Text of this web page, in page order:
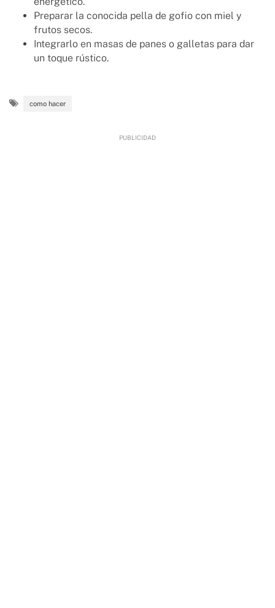
Preparar la conocida pella de gofio con miel y
frutos secos.
Integrarlo en masas de panes o galletas para dar
un toque rústico.
como hacer